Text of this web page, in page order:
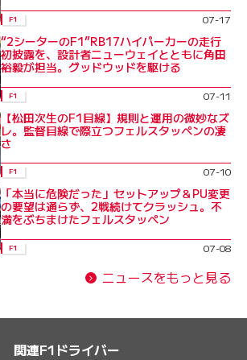
F1 07-17
“2シーターのF1”RB17ハイパーカーの走行
初披露を、設計者ニューウェイとともに角田
裕毅が担当。グッドウッドを駆ける
F1
07-11
【松田次生のF1目線】規則と運用の微妙なズ
レ。監督目線で際立つフェルスタッペンの凄
さ
F1 07-10
「本当に危険だった」セットアップ＆PU変更
の要望は通らず、2戦続けてクラッシュ。不
満をぶちまけたフェルスタッペン
F1 07-08
ニュースをもっと見る
関連F1ドライバー